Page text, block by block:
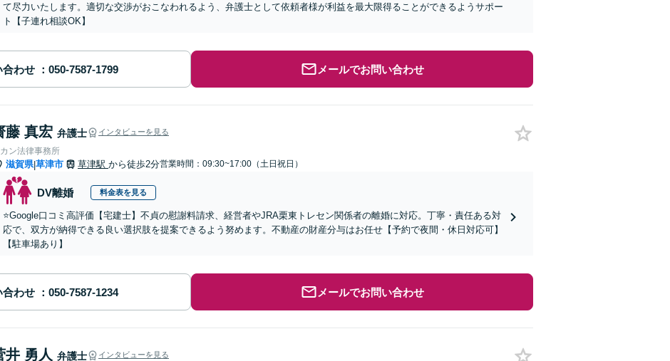
て尽力いたします。適切な交渉がおこなわれるよう、弁護士として依頼者様が利益を最大限得ることができるようサポー
ト【子連れ相談OK】
合わせ メールでお問い合わせ
藤 真宏 弁護士 インタビューを見る
カン法律事務所
滋賀県|草津市 草津駅 から徒歩2分営業時間：09:30~17:00（土日祝日）
DV離婚 料金表を見る
⭐️Google口コミ高評価【宅建士】不貞の慰謝料請求、経営者やJRA栗東トレセン関係者の離婚に対応。丁寧・責任ある対
応で、双方が納得できる良い選択肢を提案できるよう努めます。不動産の財産分与はお任せ【予約で夜間・休日対応可】
【駐車場あり】
合わせ メールでお問い合わせ
井 勇人 弁護士 インタビューを見る